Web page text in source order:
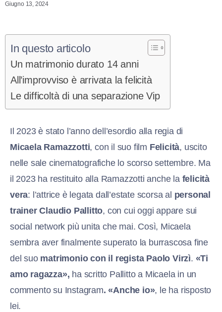
Giugno 13, 2024
In questo articolo
Un matrimonio durato 14 anni
All’improvviso è arrivata la felicità
Le difficoltà di una separazione Vip
Il 2023 è stato l’anno dell’esordio alla regia di
Micaela Ramazzotti, con il suo film Felicità, uscito
nelle sale cinematografiche lo scorso settembre. Ma
il 2023 ha restituito alla Ramazzotti anche la felicità
vera: l’attrice è legata dall’estate scorsa al personal
trainer Claudio Pallitto, con cui oggi appare sui
social network più unita che mai. Così, Micaela
sembra aver finalmente superato la burrascosa fine
del suo matrimonio con il regista Paolo Virzì. «Ti
amo ragazza», ha scritto Pallitto a Micaela in un
commento su Instagram. «Anche io», le ha risposto
lei.